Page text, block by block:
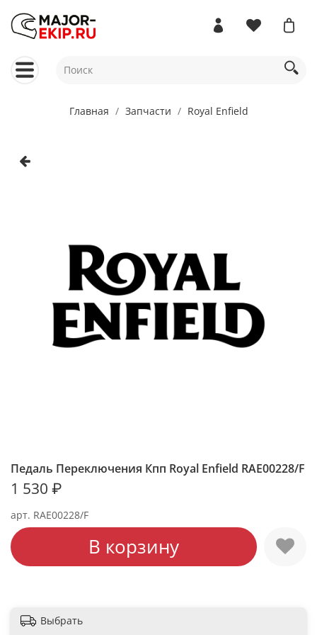
Главная Запчасти Royal Enfield
арт. RAE00228/F
Педаль Переключения Кпп Royal Enfield RAE00228/F
1 530 ₽
В корзину
Выбрать